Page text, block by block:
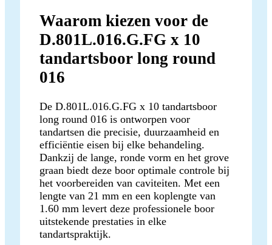
Waarom kiezen voor de
D.801L.016.G.FG x 10
tandartsboor long round
016
De D.801L.016.G.FG x 10 tandartsboor
long round 016 is ontworpen voor
tandartsen die precisie, duurzaamheid en
efficiëntie eisen bij elke behandeling.
Dankzij de lange, ronde vorm en het grove
graan biedt deze boor optimale controle bij
het voorbereiden van caviteiten. Met een
lengte van 21 mm en een koplengte van
1.60 mm levert deze professionele boor
uitstekende prestaties in elke
tandartspraktijk.